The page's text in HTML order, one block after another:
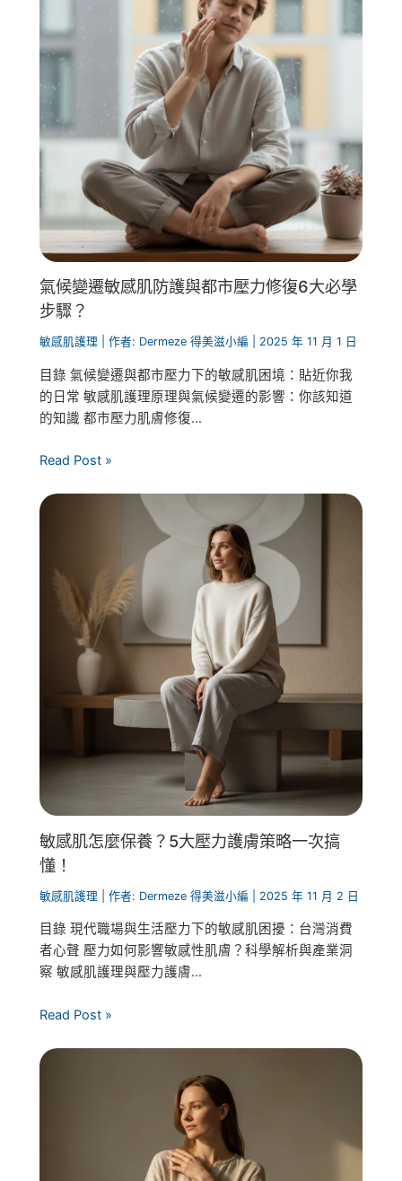
氣候變遷敏感肌防護與都市壓力修復6大必學
步驟？
敏感肌護理 | 作者: Dermeze 得美滋小編 2025 年 11 月 1 日
目錄 氣候變遷與都市壓力下的敏感肌困境：貼近你我
的日常 敏感肌護理原理與氣候變遷的影響：你該知道
的知識 都市壓力肌膚修復...
Read Post »
敏感肌怎麼保養？5大壓力護膚策略一次搞
懂！
敏感肌護理 | 作者: Dermeze 得美滋小編 2025 年 11 月 2 日
目錄 現代職場與生活壓力下的敏感肌困擾：台灣消費
者心聲 壓力如何影響敏感性肌膚？科學解析與產業洞
察 敏感肌護理與壓力護膚...
Read Post »